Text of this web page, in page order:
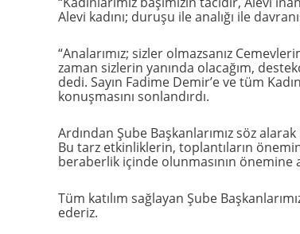
Alevi kadını; duruşu ile analığı ile
“Analarımız; sizler olmazsanız
zaman sizlerin yanında olacağım,
dedi. Sayın Fadime Demir’e ve tüm
konuşmasını sonlandırdı.
Ardından Şube Başkanlarımız söz
Bu tarz etkinliklerin, toplantıların
beraberlik içinde olunmasının önemine
Tüm katılım sağlayan Şube
ederiz.